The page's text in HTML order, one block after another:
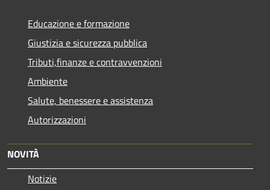
Educazione e formazione
Giustizia e sicurezza pubblica
Tributi,finanze e contravvenzioni
Ambiente
Salute, benessere e assistenza
Autorizzazioni
NOVITÀ
Notizie